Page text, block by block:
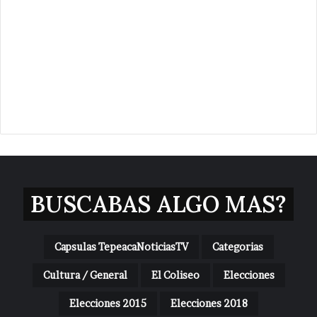
BUSCABAS ALGO MAS?
Capsulas TepeacaNoticiasTV Categorias
Cultura / General El Coliseo Elecciones
Elecciones 2015 Elecciones 2018